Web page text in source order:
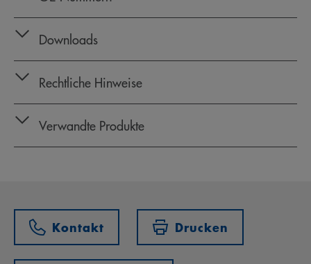
Downloads
Rechtliche Hinweise
Verwandte Produkte
Kontakt Drucken